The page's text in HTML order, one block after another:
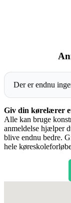
Der er endnu
Giv din kørelærer
Alle kan bruge
anmeldelse hjælper
blive endnu bedre.
hele